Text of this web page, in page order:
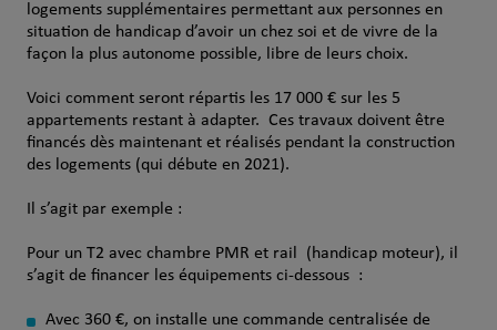
logements supplémentaires permettant aux personnes en
situation de handicap d’avoir un chez soi et de vivre de la
façon la plus autonome possible, libre de leurs choix.
Voici comment seront répartis les 17 000 € sur les 5
appartements restant à adapter. Ces travaux doivent être
financés dès maintenant et réalisés pendant la construction
des logements (qui débute en 2021).
Il s’agit par exemple :
Pour un T2 avec chambre PMR et rail (handicap moteur), il
s’agit de financer les équipements ci-dessous :
Avec 360 €, on installe une commande centralisée de